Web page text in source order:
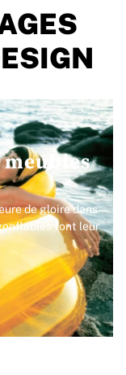
de gloire dans
font leur